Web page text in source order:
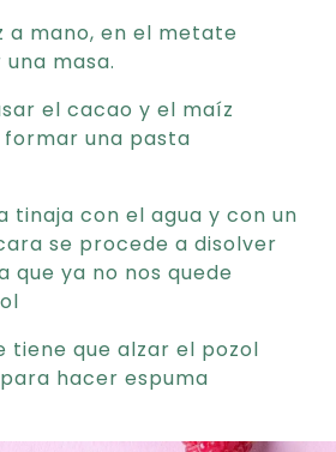
a mano, en el metate
masa.
el cacao y el maíz
una pasta
tinaja con el agua y con un
se procede a disolver
que ya no nos quede
tiene que alzar el pozol
hacer espuma